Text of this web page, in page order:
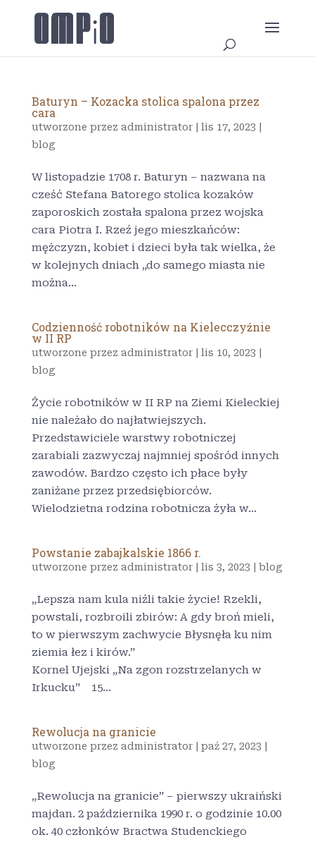
Baturyn – Kozacka stolica spalona przez
cara
utworzone przez administrator| lis 17, 2023
blog
W listopadzie 1708 r. Baturyn – nazwana na
cześć Stefana Batorego stolica kozaków
zaporoskich została spalona przez wojska
cara Piotra I. Rzeź jego mieszkańców:
mężczyzn, kobiet i dzieci była tak wielka, że
w kolejnych dniach „do samego miasta nie
można...
Codzienność robotników na Kielecczyźnie
w II RP
utworzone przez administrator| lis 10, 2023
blog
Życie robotników w II RP na Ziemi Kieleckiej
nie należało do najłatwiejszych.
Przedstawiciele warstwy robotniczej
zarabiali zazwyczaj najmniej spośród innych
zawodów. Bardzo często ich płace były
zaniżane przez przedsiębiorców.
Wielodzietna rodzina robotnicza żyła w...
Powstanie zabajkalskie 1866 r.
utworzone przez administrator| lis 3, 2023 blog
„Lepsza nam kula niźli takie życie! Rzekli,
powstali, rozbroili zbirów: A gdy broń mieli,
to w pierwszym zachwycie Błysnęła ku nim
ziemia łez i kirów.”
Kornel Ujejski „Na zgon rozstrzelanych w
Irkucku” 15...
Rewolucja na granicie
utworzone przez administrator| paź 27, 2023
blog
„Rewolucja na granicie” – pierwszy ukraiński
majdan. 2 października 1990 r. o godzinie 10.00
ok. 40 członków Bractwa Studenckiego